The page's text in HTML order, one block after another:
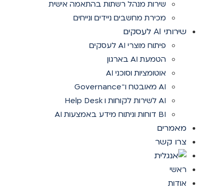
שירות מנהל רשתות בהתאמה אישית
מכירת מחשבים ניידים ונייחים
שירותי AI לעסקים
פיתוח מוצרי AI לעסקים
הטמעת AI בארגון
אוטומציות וסוכני AI
AI מאובטח ו־Governance
AI לשירות לקוחות ו Help Desk
BI דוחות וניתוח מידע באמצעות AI
מאמרים
צרו קשר
ראשי
אודות